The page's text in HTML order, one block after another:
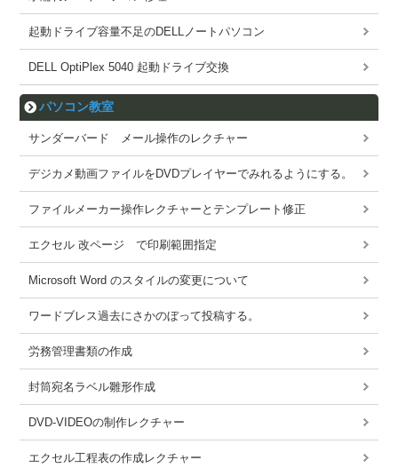
起動ドライブ容量不足のDELLノートパソコン
DELL OptiPlex 5040 起動ドライブ交換
パソコン教室
サンダーバード メール操作のレクチャー
デジカメ動画ファイルをDVDプレイヤーでみれるようにする。
ファイルメーカー操作レクチャーとテンプレート修正
エクセル 改ページ で印刷範囲指定
Microsoft Word のスタイルの変更について
ワードブレス過去にさかのぼって投稿する。
労務管理書類の作成
封筒宛名ラベル雛形作成
DVD-VIDEOの制作レクチャー
エクセル工程表の作成レクチャー